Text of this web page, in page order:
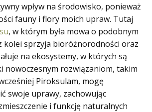
wpływ na środowisko, ponieważ
fauny i flory moich upraw. Tutaj
, w którym była mowa o podobnym
kolei sprzyja bioróżnorodności oraz
na ekosystemy, w których są
nowoczesnym rozwiązaniom, takim
Piroksulam, mogę
swoje uprawy, zachowując
i funkcję naturalnych